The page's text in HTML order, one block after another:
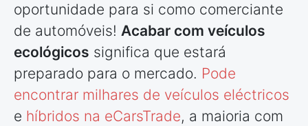
oportunidade para si como comerciante
de automóveis! Acabar com veículos
ecológicos significa que estará
preparado para o mercado. Pode
encontrar milhares de veículos eléctricos
e híbridos na eCarsTrade, a maioria com